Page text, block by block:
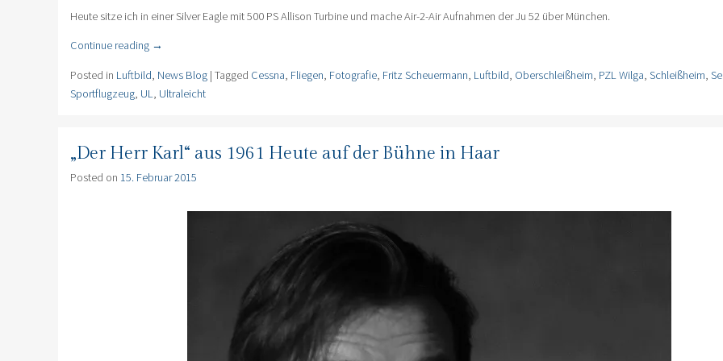
Heute sitze ich in einer Silver Eagle mit 500 PS Allison Turbine und mache Air-2-Air Aufnahmen der Ju 52 über München.
Continue reading →
Posted in Luftbild, News Blog | Tagged Cessna, Fliegen, Fotografie, Fritz Scheuermann, Luftbild, Oberschleißheim, PZL Wilga, Schleißheim,
Sportflugzeug, UL, Ultraleicht
„Der Herr Karl“ aus 1961 Heute auf der Bühne in Haar
Posted on 15. Februar 2015